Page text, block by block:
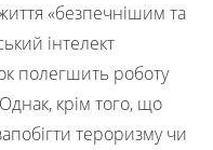
«безпечнішим та
інтелект
полегшить роботу
крім того, що
тероризму чи